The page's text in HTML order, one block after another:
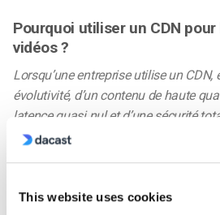
This website uses cookies
Pourquoi utiliser un CDN
vidéos ?
Lorsqu’une entreprise utilise un CDN,
évolutivité, d’un contenu de haute
latence quasi nul et d’une sécurité
En se connectant à des serveurs
d’origine et l’ordinateur ou le téléphone